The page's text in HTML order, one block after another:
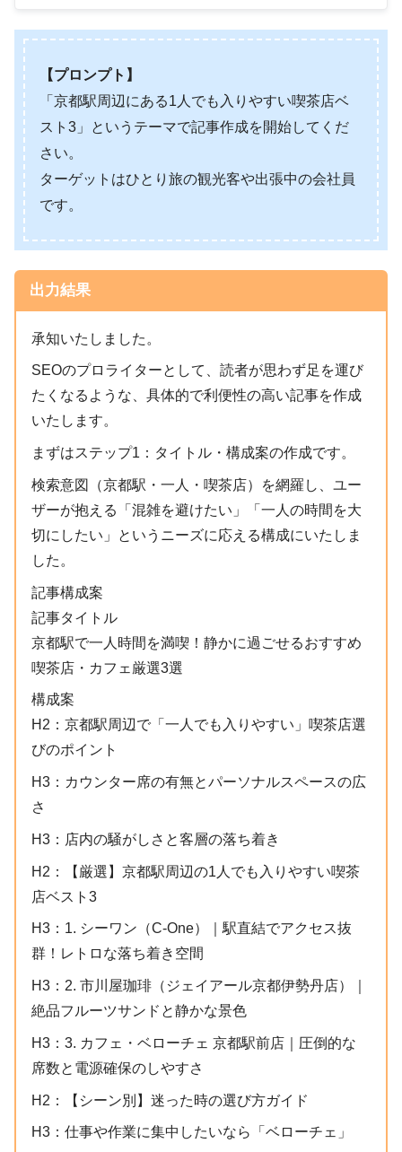
【プロンプト】
「京都駅周辺にある1人でも入りやすい喫茶店ベ
スト3」というテーマで記事作成を開始してくだ
さい。
ターゲットはひとり旅の観光客や出張中の会社員
です。
出力結果
承知いたしました。
SEOのプロライターとして、読者が思わず足を運び
たくなるような、具体的で利便性の高い記事を作成
いたします。
まずはステップ1：タイトル・構成案の作成です。
検索意図（京都駅・一人・喫茶店）を網羅し、ユー
ザーが抱える「混雑を避けたい」「一人の時間を大
切にしたい」というニーズに応える構成にいたしま
した。
記事構成案
記事タイトル
京都駅で一人時間を満喫！静かに過ごせるおすすめ
喫茶店・カフェ厳選3選
構成案
H2：京都駅周辺で「一人でも入りやすい」喫茶店選
びのポイント
H3：カウンター席の有無とパーソナルスペースの広
さ
H3：店内の騒がしさと客層の落ち着き
H2：【厳選】京都駅周辺の1人でも入りやすい喫茶
店ベスト3
H3：1. シーワン（C-One）｜駅直結でアクセス抜
群！レトロな落ち着き空間
H3：2. 市川屋珈琲（ジェイアール京都伊勢丹店）｜
絶品フルーツサンドと静かな景色
H3：3. カフェ・ベローチェ 京都駅前店｜圧倒的な
席数と電源確保のしやすさ
H2：【シーン別】迷った時の選び方ガイド
H3：仕事や作業に集中したいなら「ベローチェ」